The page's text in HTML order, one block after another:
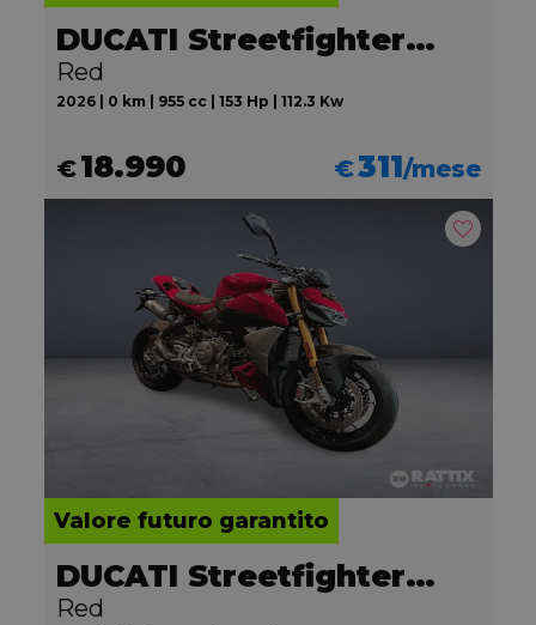
DUCATI Streetfighter V2
Red
2026 | 0 km | 955 cc | 153 Hp | 112.3 Kw
€18.990 €311/mese
Valore futuro garantito
DUCATI Streetfighter V2
Red